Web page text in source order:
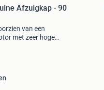
Afzuigkap - 90
van een
met zeer hoge